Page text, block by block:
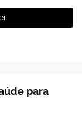
para